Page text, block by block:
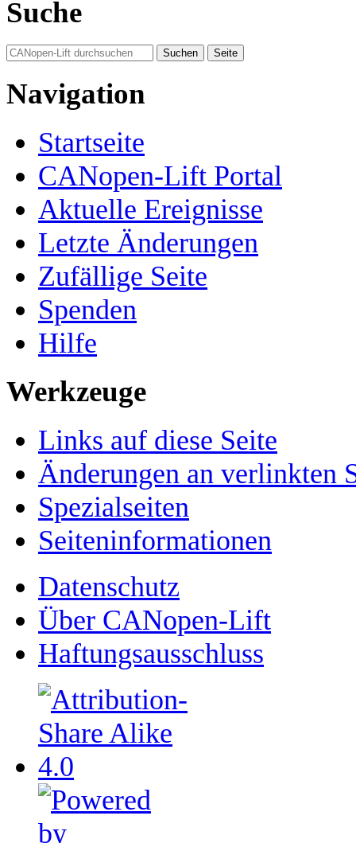
Suche
Navigation
Startseite
CANopen-Lift Portal
Aktuelle Ereignisse
Letzte Änderungen
Zufällige Seite
Spenden
Hilfe
Werkzeuge
Links auf diese Seite
Änderungen an verlinkten
Spezialseiten
Seiten­­informationen
Datenschutz
Über CANopen-Lift
Haftungsausschluss